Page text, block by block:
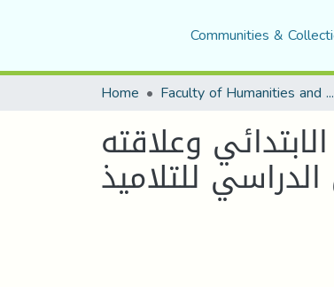
Communities &
Home Faculty of Humanities and Social Sciences
وعلاقته
للتلاميذ